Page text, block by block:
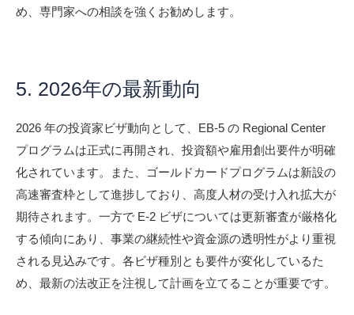
め、専門家への相談を強くお勧めします。
5. 2026年の最新動向
2026 年の投資家ビザ動向として、EB-5 の Regional Center
プログラムは正式に再開され、投資額や雇用創出要件が明確
化されています。また、ゴールドカードプログラムは新設の
高速審査枠として進捗しており、高度人材の受け入れ拡大が
期待されます。一方で E-2 ビザについては更新審査が厳格化
する傾向にあり、事業の継続性や資金源の透明性がより重視
される見込みです。各ビザ種別とも要件が変化しているた
め、最新の法改正を注視して計画を立てることが重要です。